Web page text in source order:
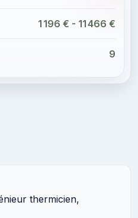
1 196 € - 11 466 €
9
thermicien,